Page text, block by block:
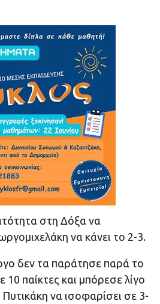
στη Δόξα να
να κάνει το 2-3.
δεν τα παράτησε παρά το
10 παίκτες και μπόρεσε λίγο
Πυτικάκη να ισοφαρίσει σε 3-